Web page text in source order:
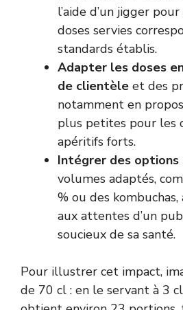
l’aide d’un jigger
doses servies
standards établis.
Adapter les doses
de clientèle et des
notamment en
plus petites pour les
apéritifs forts.
Intégrer des options
volumes adaptés,
% ou des
aux attentes d’un
soucieux de sa santé.
Pour illustrer cet impact,
de 70 cl : en le servant à 3